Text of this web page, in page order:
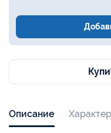
Описание